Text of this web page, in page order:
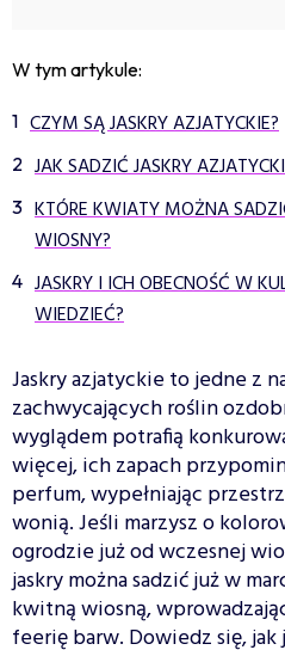
W tym artykule:
CZYM SĄ JASKRY AZJATYCKIE?
JAK SADZIĆ JASKRY
KTÓRE KWIATY MOŻNA
WIOSNY?
JASKRY I ICH OBECNOŚĆ W
WIEDZIEĆ?
Jaskry azjatyckie to jedne z
zachwycających roślin
wyglądem potrafią
więcej, ich zapach
perfum, wypełniając
wonią. Jeśli marzysz o
ogrodzie już od wczesnej
jaskry można sadzić już w
kwitną wiosną,
feerię barw. Dowiedz się,